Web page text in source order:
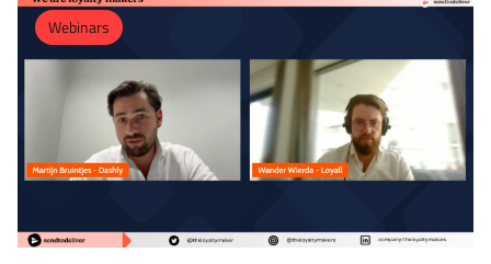
Webinars